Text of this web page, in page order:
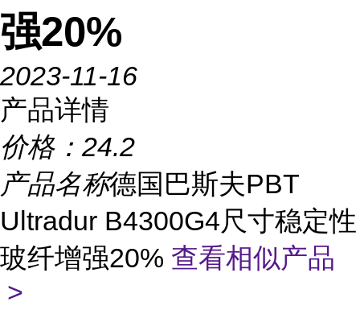
强20%
2023-11-16
产品详情
价格： 24.2
产品名称德国巴斯夫PBT
Ultradur B4300G4尺寸稳定性
玻纤增强20% 查看相似产品
>